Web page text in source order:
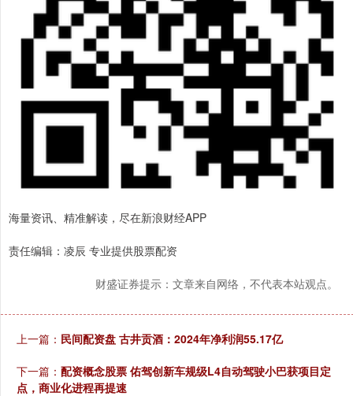
海量资讯、精准解读，尽在新浪财经APP
责任编辑：凌辰 专业提供股票配资
财盛证券提示：文章来自网络，不代表本站观点。
上一篇： 民间配资盘 古井贡酒：2024年净利润55.17亿
下一篇： 配资概念股票 佑驾创新车规级L4自动驾驶小巴获项目定
点，商业化进程再提速